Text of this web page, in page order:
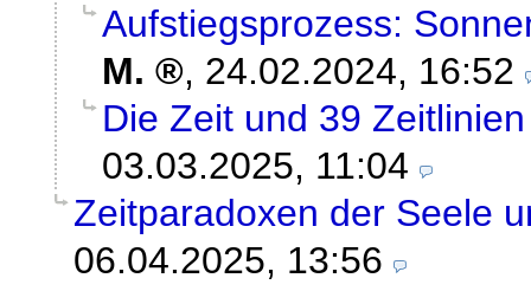
Aufstiegsprozess:
M.
, 24.02.2024, 16:52
Die Zeit und 39
03.03.2025, 11:04
Zeitparadoxen der Seele
06.04.2025, 13:56